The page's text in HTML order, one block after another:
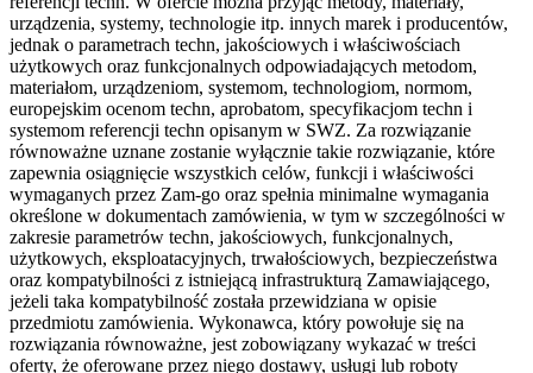
urządzenia, systemy, technologie itp. innych marek i producentów,
jednak o parametrach techn, jakościowych i właściwościach
użytkowych oraz funkcjonalnych odpowiadających metodom,
materiałom, urządzeniom, systemom, technologiom, normom,
europejskim ocenom techn, aprobatom, specyfikacjom techn i
systemom referencji techn opisanym w SWZ. Za rozwiązanie
równoważne uznane zostanie wyłącznie takie rozwiązanie, które
zapewnia osiągnięcie wszystkich celów, funkcji i właściwości
wymaganych przez Zam-go oraz spełnia minimalne wymagania
określone w dokumentach zamówienia, w tym w szczególności w
zakresie parametrów techn, jakościowych, funkcjonalnych,
użytkowych, eksploatacyjnych, trwałościowych, bezpieczeństwa
oraz kompatybilności z istniejącą infrastrukturą Zamawiającego,
jeżeli taka kompatybilność została przewidziana w opisie
przedmiotu zamówienia. Wykonawca, który powołuje się na
rozwiązania równoważne, jest zobowiązany wykazać w treści
oferty, że oferowane przez niego dostawy, usługi lub roboty